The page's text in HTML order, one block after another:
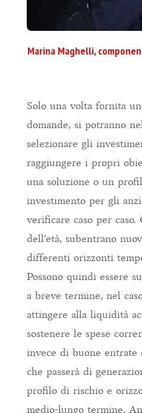
Marina Maghelli,
Solo una volta fornita
domande, si potranno
selezionare gli
raggiungere i propri
una soluzione o un
investimento per gli
verificare caso per caso.
dell’età, subentrano
differenti orizzonti
Possono quindi essere
a breve termine, nel
attingere alla liquidità
sostenere le spese
invece di buone
che passerà di
profilo di rischio e
medio-lungo termine.